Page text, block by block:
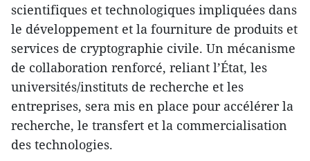
scientifiques et technologiques impliquées dans
le développement et la fourniture de produits et
services de cryptographie civile. Un mécanisme
de collaboration renforcé, reliant l’État, les
universités/instituts de recherche et les
entreprises, sera mis en place pour accélérer la
recherche, le transfert et la commercialisation
des technologies.